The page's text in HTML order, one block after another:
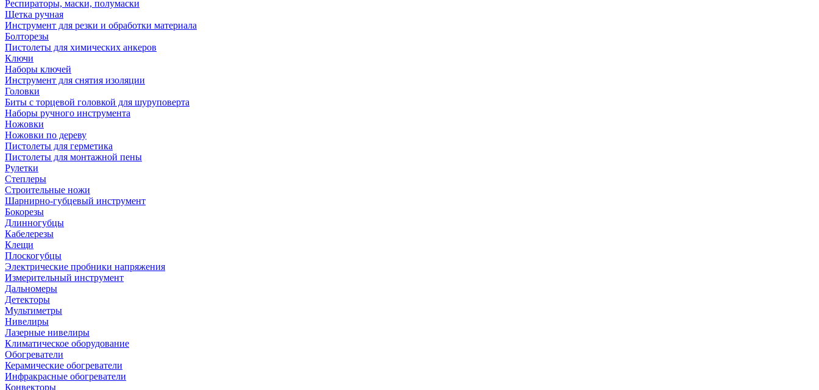
Респираторы, маски, полумаски
Щетка ручная
Инструмент для резки и обработки материала
Болторезы
Пистолеты для химических анкеров
Ключи
Наборы ключей
Инструмент для снятия изоляции
Головки
Биты с торцевой головкой для шуруповерта
Наборы ручного инструмента
Ножовки
Ножовки по дереву
Пистолеты для герметика
Пистолеты для монтажной пены
Рулетки
Степлеры
Строительные ножи
Шарнирно-губцевый инструмент
Бокорезы
Длинногубцы
Кабелерезы
Клещи
Плоскогубцы
Электрические пробники напряжения
Измерительный инструмент
Дальномеры
Детекторы
Мультиметры
Нивелиры
Лазерные нивелиры
Климатическое оборудование
Обогреватели
Керамические обогреватели
Инфракрасные обогреватели
Конвекторы